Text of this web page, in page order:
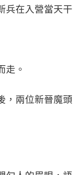
兵在入營當天干
走。
，兩位新晉魔頭